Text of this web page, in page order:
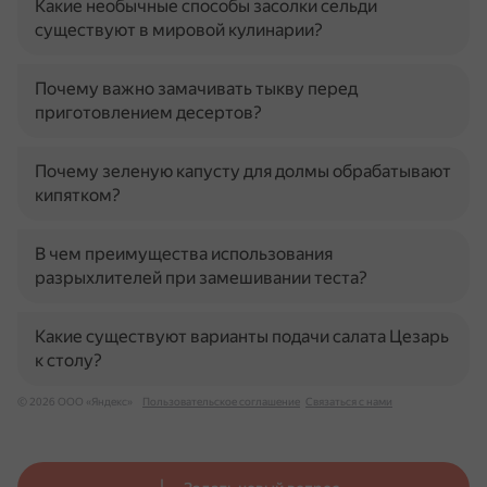
Какие необычные способы засолки сельди
существуют в мировой кулинарии?
Почему важно замачивать тыкву перед
приготовлением десертов?
Почему зеленую капусту для долмы обрабатывают
кипятком?
В чем преимущества использования
разрыхлителей при замешивании теста?
Какие существуют варианты подачи салата Цезарь
к столу?
© 2026 ООО «Яндекс» Пользовательское соглашение Связаться с нами